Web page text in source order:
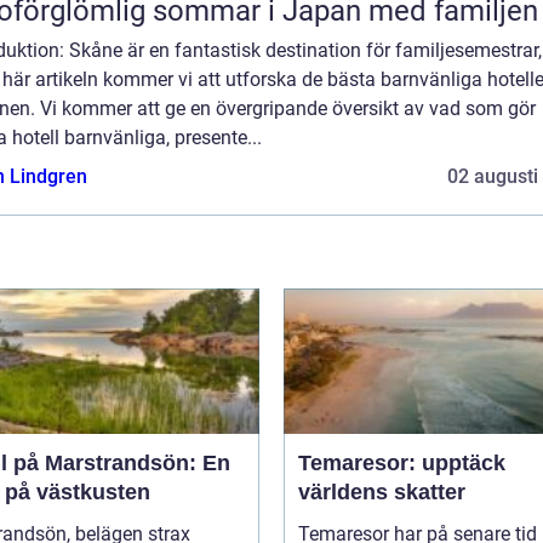
sommar i Japan med familjen
Skåne är en fantastisk destination för
artikeln kommer vi att utforska de bästa barnvänliga
Vi kommer att ge en övergripande översikt av vad som gör
hotell barnvänliga, presente...
Lindgren
02 augusti
på Marstrandsön: En
västkusten
belägen strax
Temaresor: upptäck
världens skatter
Temaresor har på senare